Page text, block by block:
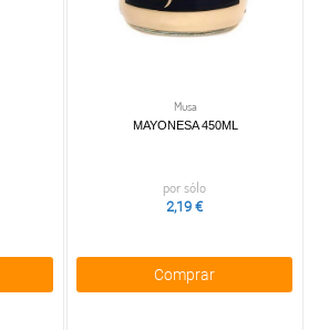
Musa
MAYONESA 450ML
por sólo
2,19 €
Comprar